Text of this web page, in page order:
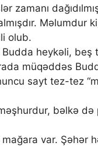
zamanı
Məlumdur
olub.
heykəli, beş
müqəddəs
sayt tez-tez
bəlkə
var. Şəhər